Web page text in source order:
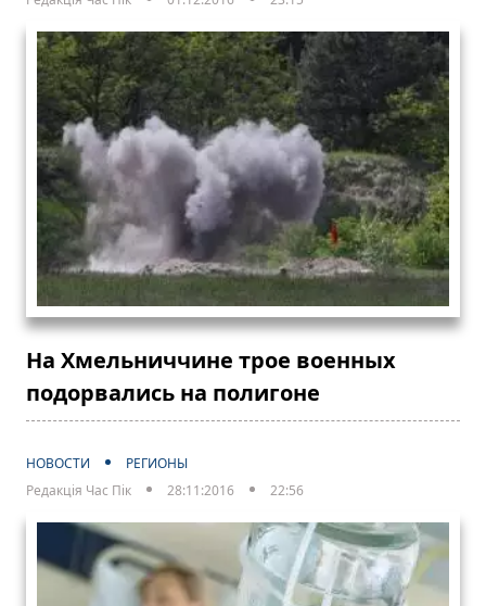
На Хмельниччине трое военных
подорвались на полигоне
НОВОСТИ
РЕГИОНЫ
Редакція Час Пік
28:11:2016 22:56